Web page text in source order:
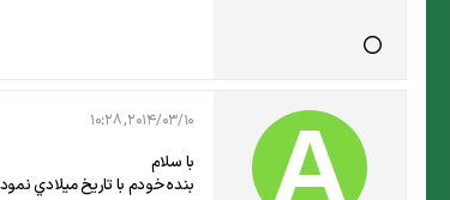
2014/03/10, 10:28
با سلام
بنده خودم با تاريخ ميلادي